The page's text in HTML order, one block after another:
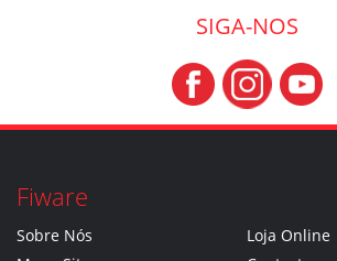
SIGA-NOS
Fiware
Sobre Nós
Loja Online